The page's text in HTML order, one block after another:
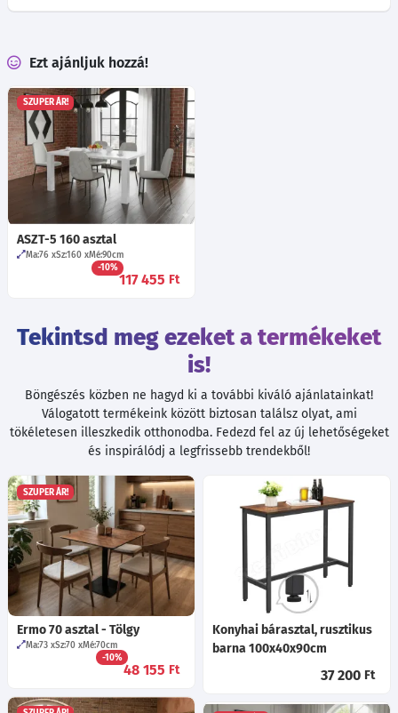
Ezt ajánljuk hozzá!
SZUPER ÁR!
ASZT-5 160 asztal
Ma:76 Sz:160 Mé:90cm
-10%
117 455 Ft
Tekintsd meg ezeket a termékeket
is!
Böngészés közben ne hagyd ki a további kiváló ajánlatainkat!
Válogatott termékeink között biztosan találsz olyat, ami
tökéletesen illeszkedik otthonodba. Fedezd fel az új lehetőségeket
és inspirálódj a legfrissebb trendekből!
SZUPER ÁR!
Ermo 70 asztal - Tölgy
Ma:73 Sz:70 Mé:70cm
-10%
48 155 Ft
Konyhai bárasztal, rusztikus
barna 100x40x90cm
37 200 Ft